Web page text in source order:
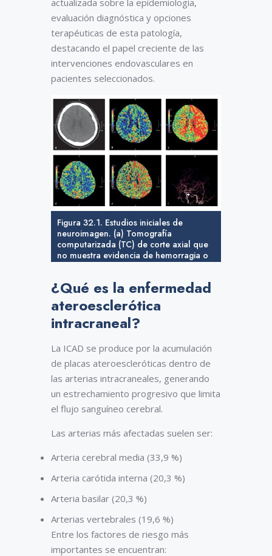
evaluación diagnóstica y opciones
terapéuticas de esta patología,
destacando el papel creciente de las
intervenciones endovasculares en
pacientes seleccionados.
Figura 32.1. Estudios iniciales de
neuroimagen. (a) Tomografía
computarizada (TC) de corte axial que
no muestra evidencia de hemorragia o
efecto de masa. Imágenes de perfusión
cerebral relativamente normal y (c) flujo
sanguíneo cerebral, pero (d) aumento
del tiempo hasta el pico en el territorio
de la arteria carótida interna izquierda y
(e) aumento del tiempo medio de
tránsito. (f ) Angiograma tridimensional
por TC que muestra una estenosis grave
de la arteria carótida interna izquierda
(flecha).
¿Qué es la enfermedad
ateroesclerótica
intracraneal?
La ICAD se produce por la acumulación
de placas ateroescleróticas dentro de
las arterias intracraneales, generando
un estrechamiento progresivo que limita
el flujo sanguíneo cerebral.
Las arterias más afectadas suelen ser:
Arteria cerebral media (33,9 %)
Arteria carótida interna (20,3 %)
Arteria basilar (20,3 %)
Arterias vertebrales (19,6 %)
Entre los factores de riesgo más
importantes se encuentran: